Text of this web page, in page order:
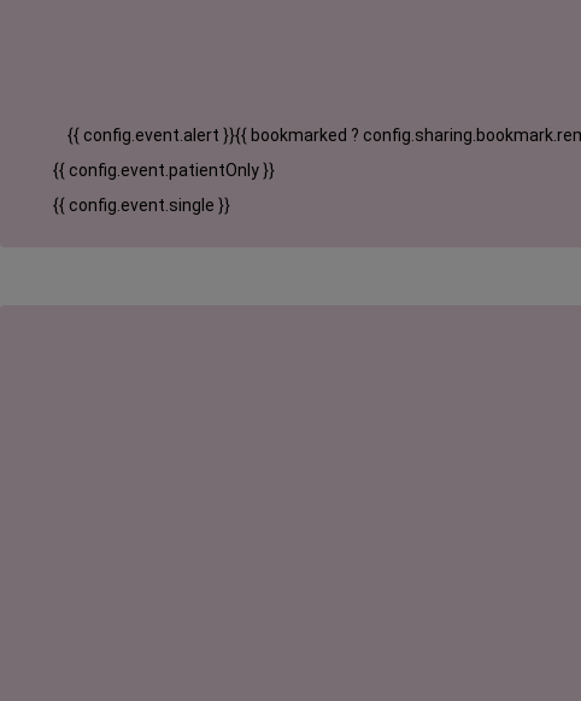
{{ config.event.alert }}{{ bookmarked ?
{{ config.event.patientOnly }}
{{ config.event.single }}